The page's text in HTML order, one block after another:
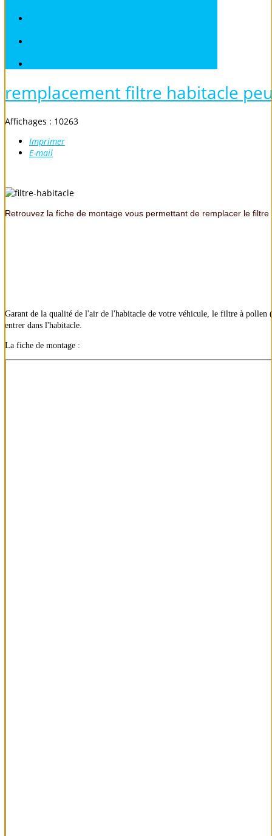
remplacement filtre habitacle
Affichages : 10263
Imprimer
E-mail
Retrouvez la fiche de montage vous permettant de remplacer le
Garant de la qualité de l'air de l'habitacle de votre véhicule, le filtre à pollen
entrer dans l'habitacle.
La fiche de montage :